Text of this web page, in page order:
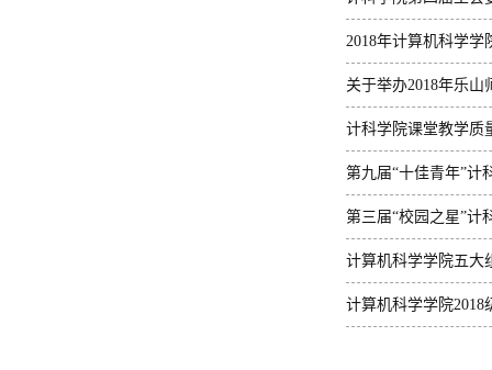
2018年计算机科学学
关于举办2018年乐
计科学院课堂教学质
第九届“十佳青年”计
第三届“校园之星”计
计算机科学学院五大
计算机科学学院2018